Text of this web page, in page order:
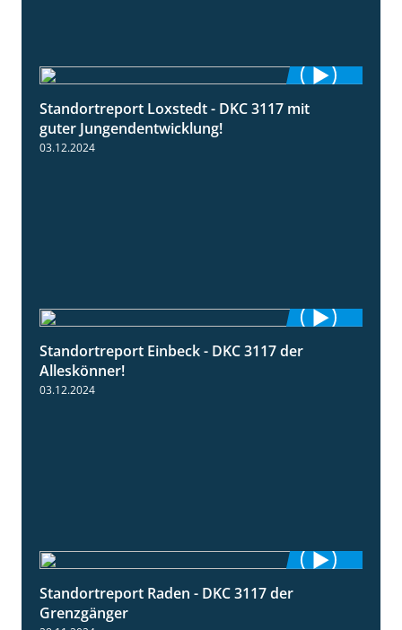
1:10
Standortreport Loxstedt - DKC 3117 mit
guter Jungendentwicklung!
03.12.2024
Standortreport Einbeck - DKC 3117 der
Alleskönner!
03.12.2024
Standortreport Raden - DKC 3117 der
Grenzgänger